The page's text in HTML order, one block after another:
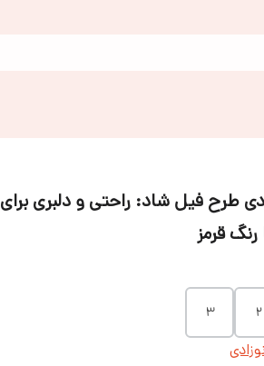
طرح فیل شاد: راحتی و دلبری برای
قرمز
2
3